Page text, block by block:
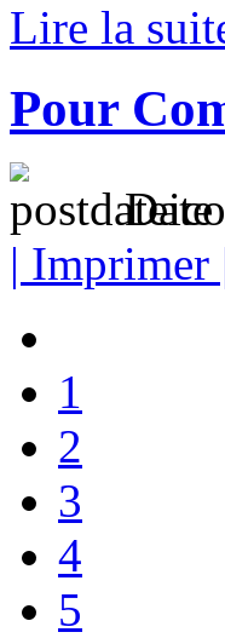
Lire la
Pour
| Imprimer
1
2
3
4
5